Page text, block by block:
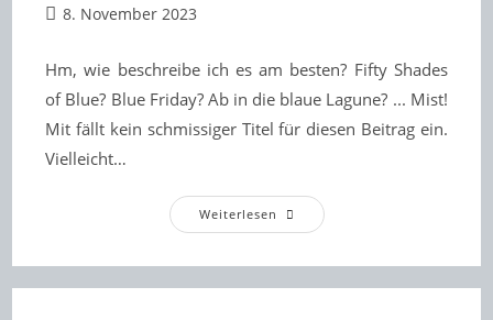
Beitrag
8. November 2023
Hm, wie beschreibe ich es am besten? Fifty Shades
of Blue? Blue Friday? Ab in die blaue Lagune? ... Mist!
Mit fällt kein schmissiger Titel für diesen Beitrag ein.
Vielleicht…
Weiterlesen Herbst-
Winter-